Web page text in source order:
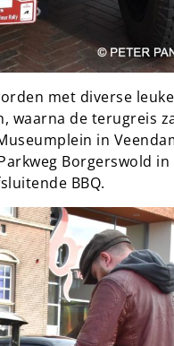
met diverse
waarna de terugreis
in
Borgerswold in
BBQ.